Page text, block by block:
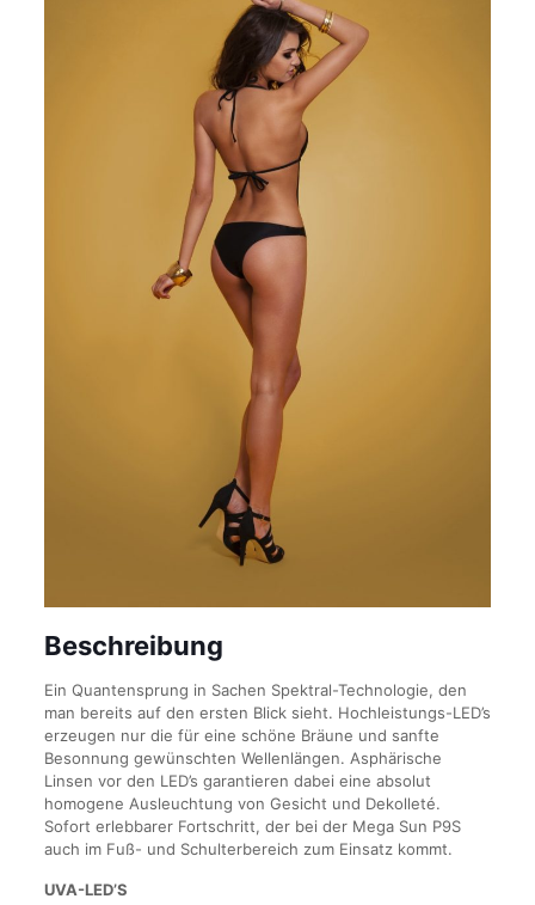
Beschreibung
Ein Quantensprung in Sachen Spektral-Technologie, den
man bereits auf den ersten Blick sieht. Hochleistungs-LED’s
erzeugen nur die für eine schöne Bräune und sanfte
Besonnung gewünschten Wellenlängen. Asphärische
Linsen vor den LED’s garantieren dabei eine absolut
homogene Ausleuchtung von Gesicht und Dekolleté.
Sofort erlebbarer Fortschritt, der bei der Mega Sun P9S
auch im Fuß- und Schulterbereich zum Einsatz kommt.
UVA-LED’S